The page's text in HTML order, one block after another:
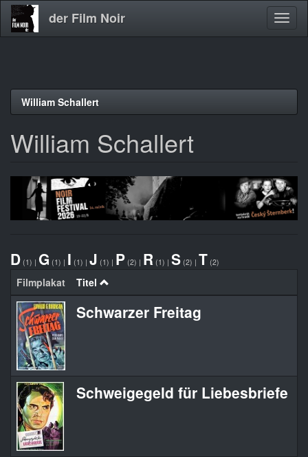
Direkt
der Film Noir
William Schallert
William Schallert
D (1) | G (1) | I (1) | J (1) | P (2) | R (1) | S (2) | T (2)
Filmplakat Titel
Schwarzer Freitag
Schweigegeld für Liebesbriefe